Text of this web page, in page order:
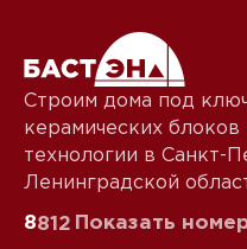
Строим дома под ключ
керамических
технологии в Санкт-
Ленинградской
8812 Показать